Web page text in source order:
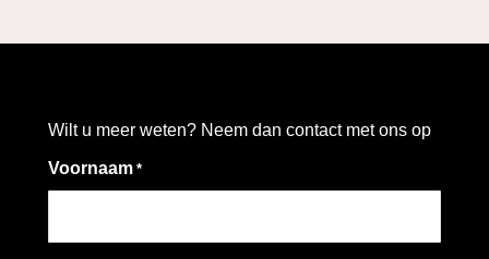
Wilt u meer weten? Neem dan contact met ons op
Voornaam *